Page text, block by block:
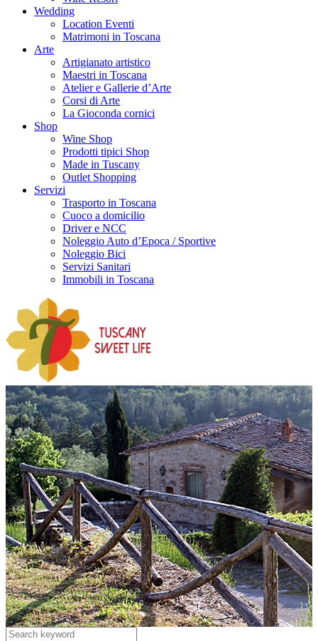
Wedding
Location Eventi
Matrimoni in Toscana
Arte
Artigianato artistico
Maestri in Toscana
Atelier e Gallerie d’Arte
Corsi di Arte
La Gioconda cornici
Shop
Wine Shop
Prodotti tipici Shop
Made in Tuscany
Outlet Shopping
Servizi
Trasporto in Toscana
Cuoco a domicilio
Driver e NCC
Noleggio Auto d’Epoca / Sportive
Noleggio Bici
Servizi Sanitari
Immobili in Toscana